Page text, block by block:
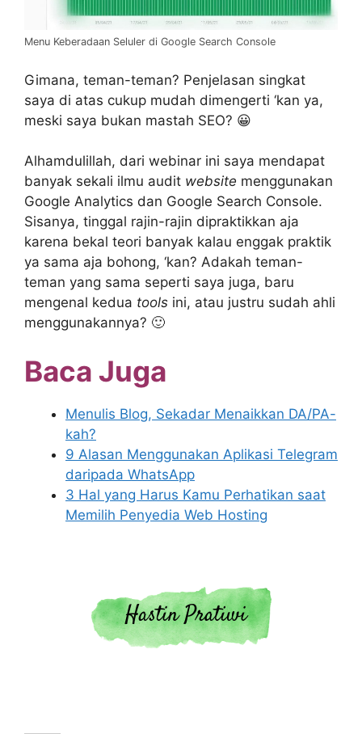
Menu Keberadaan Seluler di Google Search Console
Gimana, teman-teman? Penjelasan singkat
saya di atas cukup mudah dimengerti ‘kan ya,
meski saya bukan mastah SEO? 😀
Alhamdulillah, dari webinar ini saya mendapat
banyak sekali ilmu audit website menggunakan
Google Analytics dan Google Search Console.
Sisanya, tinggal rajin-rajin dipraktikkan aja
karena bekal teori banyak kalau enggak praktik
ya sama aja bohong, ‘kan? Adakah teman-
teman yang sama seperti saya juga, baru
mengenal kedua tools ini, atau justru sudah ahli
menggunakannya? 🙂
Baca Juga
Menulis Blog, Sekadar Menaikkan DA/PA-
kah?
9 Alasan Menggunakan Aplikasi Telegram
daripada WhatsApp
3 Hal yang Harus Kamu Perhatikan saat
Memilih Penyedia Web Hosting